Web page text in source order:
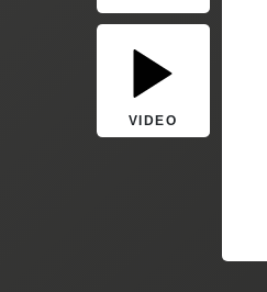
VIDEO